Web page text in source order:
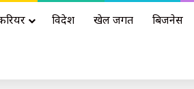
विदेश खेल जगत बिजनेस